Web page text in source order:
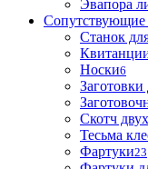
Эвапора
Сопутствующие
Станок
Носки6
Скотч
Тесьма
Фартуки23